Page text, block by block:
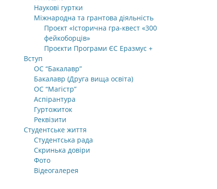
Наукові гуртки
Міжнародна та грантова діяльність
Проєкт «Історична гра-квест «300
фейкоборців»
Проєкти Програми ЄС Еразмус +
Вступ
ОС “Бакалавр”
Бакалавр (Друга вища освіта)
ОС “Магістр”
Аспірантура
Гуртожиток
Реквізити
Студентське життя
Студентська рада
Скринька довіри
Фото
Відеогалерея